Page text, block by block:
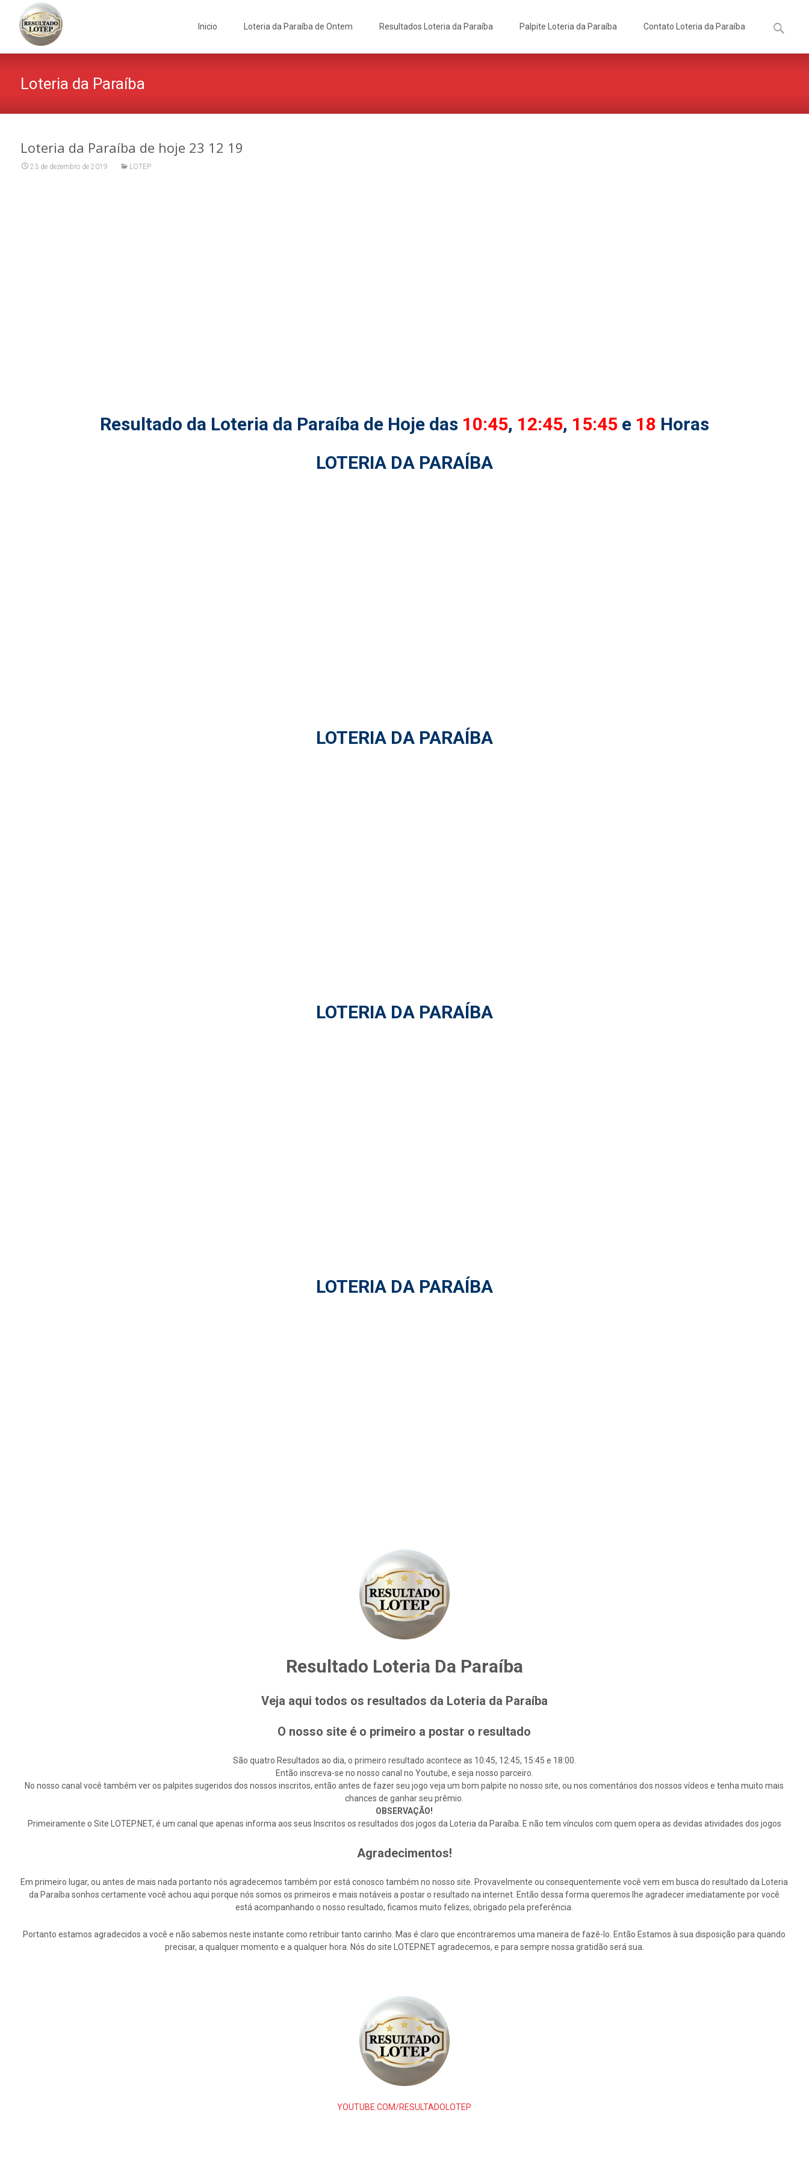
Inicio Loteria da Paraíba de Ontem Resultados Loteria da Paraíba Palpite Loteria da Paraíba Contato Loteria da Paraíba
por:
Loteria da Paraíba
Loteria da Paraíba de hoje 23 12 19
23 de dezembro de 2019 LOTEP
Resultado da Loteria da Paraíba de Hoje das 10:45, 12:45, 15:45e 18 Horas
LOTERIA DA PARAÍBA
LOTERIA DA PARAÍBA
LOTERIA DA PARAÍBA
LOTERIA DA PARAÍBA
Resultado Loteria Da Paraíba
Veja aqui todos os resultados da Loteria da Paraíba
O nosso site é o primeiro a postar o resultado
São quatro Resultados ao dia, o primeiro resultado acontece as 10:45, 12:45, 15:45 e 18:00.
Então inscreva-se no nosso canal no Youtube, e seja nosso parceiro.
No nosso canal você também ver os palpites sugeridos dos nossos inscritos, então antes de fazer seu jogo veja um bom palpite no nosso site, ou nos comentários dos nossos vídeos e tenha muito mais
chances de ganhar seu prêmio.
OBSERVAÇÃO!
Primeiramente o Site LOTEP.NET, é um canal que apenas informa aos seus Inscritos os resultados dos jogos da Loteria da Paraíba. E não tem vínculos com quem opera as devidas atividades dos jogos
Agradecimentos!
Em primeiro lugar, ou antes de mais nada portanto nós agradecemos também por está conosco também no nosso site. Provavelmente ou consequentemente você vem em busca do resultado da Loteria
da Paraíba sonhos certamente você achou aqui porque nós somos os primeiros e mais notáveis a postar o resultado na internet. Então dessa forma queremos lhe agradecer imediatamente por você
está acompanhando o nosso resultado, ficamos muito felizes, obrigado pela preferência.
Portanto estamos agradecidos a você e não sabemos neste instante como retribuir tanto carinho. Mas é claro que encontraremos uma maneira de fazê-lo. Então Estamos à sua disposição para quando
precisar, a qualquer momento e a qualquer hora. Nós do site LOTEP.NET agradecemos, e para sempre nossa gratidão será sua.
YOUTUBE.COM/RESULTADOLOTEP